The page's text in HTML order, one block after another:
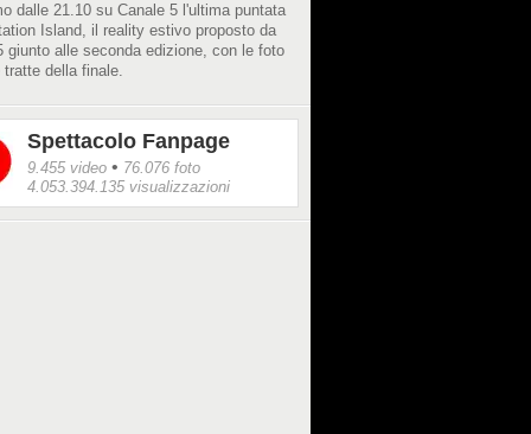
dalle 21.10 su Canale 5 l'ultima puntata
Island, il reality estivo proposto da
giunto alle seconda edizione, con le foto
tratte della finale.
Spettacolo Fanpage
9.455 video • 76.076 foto
4.053.394.135 visualizzazioni